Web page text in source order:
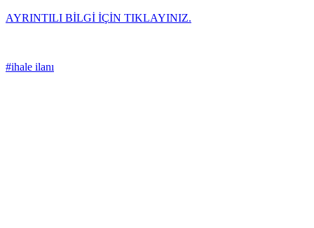
AYRINTILI BİLGİ İÇİN TIKLAYINIZ.
#ihale ilanı